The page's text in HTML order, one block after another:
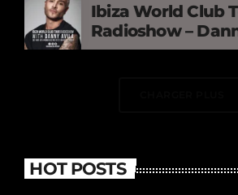
Ibiza World Club
Radioshow –
HOT POSTS